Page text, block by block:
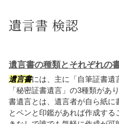
遺言書 検認
遺言書の種類とそれぞれの
遺言書には、主に「自筆証書遺
「秘密証書遺言」の3種類があ
書遺言とは、遺言者が自ら紙に
とペンと印鑑があれば作成す